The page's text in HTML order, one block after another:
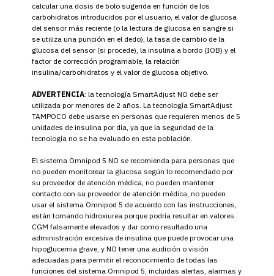
calcular una dosis de bolo sugerida en función de los
carbohidratos introducidos por el usuario, el valor de glucosa
del sensor más reciente (o la lectura de glucosa en sangre si
se utiliza una punción en el dedo), la tasa de cambio de la
glucosa del sensor (si procede), la insulina a bordo (IOB) y el
factor de corrección programable, la relación
insulina/carbohidratos y el valor de glucosa objetivo.
ADVERTENCIA: la tecnología SmartAdjust NO debe ser
utilizada por menores de 2 años. La tecnología SmartAdjust
TAMPOCO debe usarse en personas que requieren menos de 5
unidades de insulina por día, ya que la seguridad de la
tecnología no se ha evaluado en esta población.
El sistema Omnipod 5 NO se recomienda para personas que
no pueden monitorear la glucosa según lo recomendado por
su proveedor de atención médica, no pueden mantener
contacto con su proveedor de atención médica, no pueden
usar el sistema Omnipod 5 de acuerdo con las instrucciones,
están tomando hidroxiurea porque podría resultar en valores
CGM falsamente elevados y dar como resultado una
administración excesiva de insulina que puede provocar una
hipoglucemia grave, y NO tener una audición o visión
adecuadas para permitir el reconocimiento de todas las
funciones del sistema Omnipod 5, incluidas alertas, alarmas y